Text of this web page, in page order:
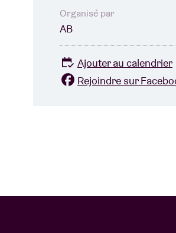
Organisé par
AB
Ajouter au calendrier
Rejoindre sur